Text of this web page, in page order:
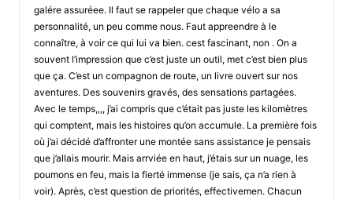
galére assuréee. Il faut se rappeler que chaque vélo a sa
personnalité, un peu comme nous. Faut appreendre à le
connaître, à voir ce qui lui va bien. cest fascinant, non . On a
souvent l’impression que c’est juste un outil, met c’est bien plus
que ça. C’est un compagnon de route, un livre ouvert sur nos
aventures. Des souvenirs gravés, des sensations partagées.
Avec le temps,,,, j’ai compris que c’était pas juste les kilomètres
qui comptent, mais les histoires qu’on accumule. La première fois
où j’ai décidé d’affronter une montée sans assistance je pensais
que j’allais mourir. Mais arrviée en haut, j’étais sur un nuage, les
poumons en feu, mais la fierté immense (je sais, ça n’a rien à
voir). Après, c’est question de priorités, effectivemen. Chacun